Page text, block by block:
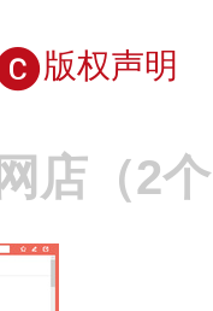
版权声明
网店（2